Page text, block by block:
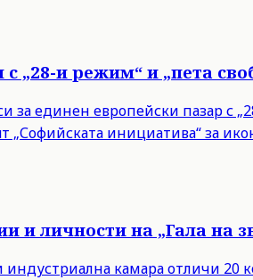
„28-и режим“ и „пета
за единен европейски пазар с
инициатива“ за
и личности на „Гала на
индустриална камара отличи